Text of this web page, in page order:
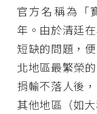
官方名稱為「
年。由於清廷
短缺的問題，
北地區最繁榮
捐輸不落人後
其他地區（如